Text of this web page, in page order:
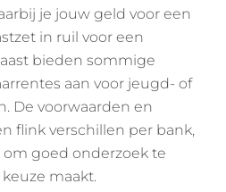
je jouw geld voor een
in ruil voor een
bieden sommige
aan voor jeugd- of
De voorwaarden en
flink verschillen per bank,
goed onderzoek te
maakt.